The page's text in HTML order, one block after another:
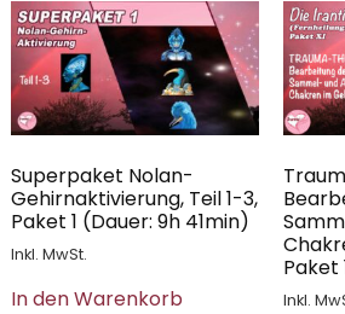
Superpaket Nolan-
Gehirnaktivierung, Teil 1-3,
Paket 1 (Dauer: 9h 41min)
Inkl. MwSt.
In den Warenkorb
Paket
Inkl.